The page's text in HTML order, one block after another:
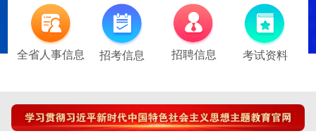
全省人事信息 招考信息 招聘信息 考试资料